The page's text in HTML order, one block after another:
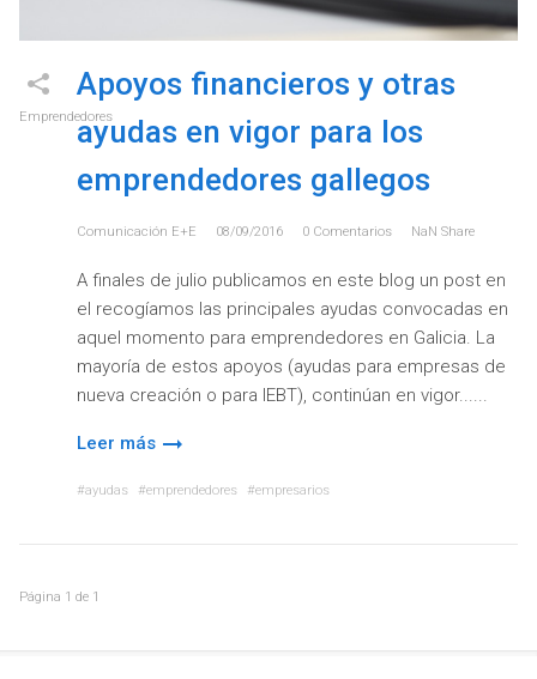
Emprendedores
Apoyos financieros y otras
ayudas en vigor para los
emprendedores gallegos
Comunicación E+e 08/09/2016 0 Comentarios NaN Share
A finales de julio publicamos en este blog un post en
el recogíamos las principales ayudas convocadas en
aquel momento para emprendedores en Galicia. La
mayoría de estos apoyos (ayudas para empresas de
nueva creación o para IEBT), continúan en vigor...
Leer más
ayudas emprendedores empresarios
Página 1 de 1